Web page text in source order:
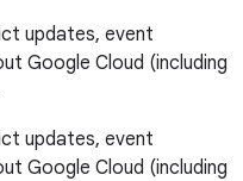
updates, event
Google Cloud (including
updates, event
Google Cloud (including